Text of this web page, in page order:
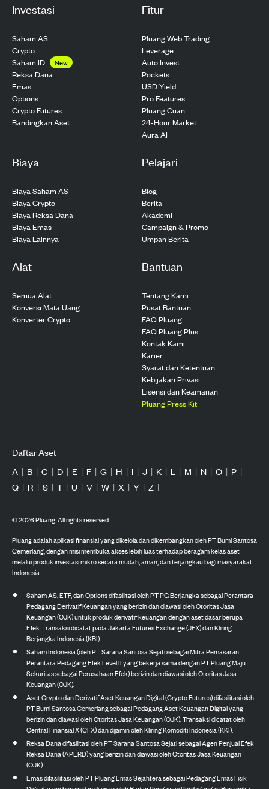
Investasi
Saham AS
Crypto
Saham ID
New
Reksa Dana
Emas
Options
Crypto Futures
Bandingkan Aset
Fitur
Pluang Web Trading
Leverage
Auto Invest
Pockets
USD Yield
Pro Features
Pluang Cuan
24-Hour Market
Aura AI
Biaya
Biaya Saham AS
Biaya Crypto
Biaya Reksa Dana
Biaya Emas
Biaya Lainnya
Pelajari
Blog
Berita
Akademi
Campaign & Promo
Umpan Berita
Alat
Semua Alat
Konversi Mata Uang
Konverter Crypto
Bantuan
Tentang Kami
Pusat Bantuan
FAQ Pluang
FAQ Pluang Plus
Kontak Kami
Karier
Syarat dan Ketentuan
Kebijakan Privasi
Lisensi dan Keamanan
Pluang Press Kit
Daftar Aset
A | B | C | D | E | F | G | H | I | J | K | L | M | N | O | P |
Q | R | S | T | U | V | W | X | Y | Z |
©2026Pluang. All rights reserved.
Pluang adalah aplikasi finansial yang dikelola dan dikembangkan oleh PT Bumi Santosa
Cemerlang, dengan misi membuka akses lebih luas terhadap beragam kelas aset
melalui produk investasi mikro secara mudah, aman, dan terjangkau bagi masyarakat
Indonesia.
Saham AS, ETF, dan Options difasilitasi oleh PT PG Berjangka sebagai Perantara
Pedagang Derivatif Keuangan yang berizin dan diawasi oleh Otoritas Jasa
Keuangan (OJK) untuk produk derivatif keuangan dengan aset dasar berupa
Efek. Transaksi dicatat pada Jakarta Futures Exchange (JFX) dan Kliring
Berjangka Indonesia (KBI).
Saham Indonesia (oleh PT Sarana Santosa Sejati sebagai Mitra Pemasaran
Perantara Pedagang Efek Level II yang bekerja sama dengan PT Pluang Maju
Sekuritas sebagai Perusahaan Efek) berizin dan diawasi oleh Otoritas Jasa
Keuangan (OJK).
Aset Crypto dan Derivatif Aset Keuangan Digital (Crypto Futures) difasilitasi oleh
PT Bumi Santosa Cemerlang sebagai Pedagang Aset Keuangan Digital yang
berizin dan diawasi oleh Otoritas Jasa Keuangan (OJK). Transaksi dicatat oleh
Central Finansial X (CFX) dan dijamin oleh Kliring Komoditi Indonesia (KKI).
Reksa Dana difasilitasi oleh PT Sarana Santosa Sejati sebagai Agen Penjual Efek
Reksa Dana (APERD) yang berizin dan diawasi oleh Otoritas Jasa Keuangan
(OJK).
Emas difasilitasi oleh PT Pluang Emas Sejahtera sebagai Pedagang Emas Fisik